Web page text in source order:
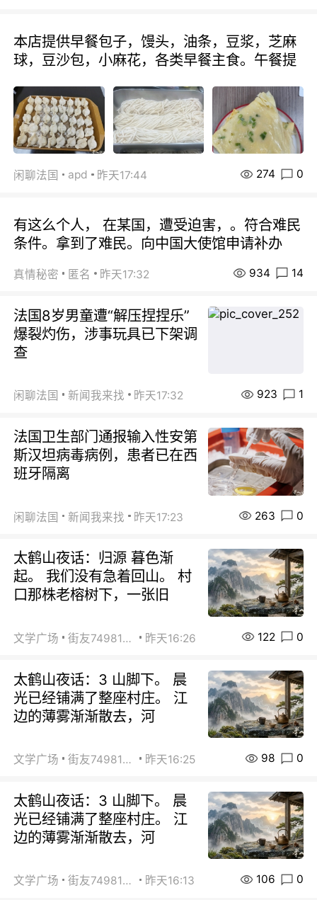
本店提供早餐包子，馒头，油条，豆浆，芝麻
球，豆沙包，小麻花，各类早餐主食。午餐提
闲聊法国 apd 昨天17:44 274 0
有这么个人， 在某国，遭受迫害，。符合难民
条件。拿到了难民。向中国大使馆申请补办
真情秘密 匿名 昨天17:32 934 14
法国8岁男童遭“解压捏捏乐”
爆裂灼伤，涉事玩具已下架调
查
闲聊法国 新闻我来找 昨天17:32 923 1
法国卫生部门通报输入性安第
斯汉坦病毒病例，患者已在西
班牙隔离
闲聊法国 新闻我来找 昨天17:23 263 0
太鹤山夜话：归源 暮色渐
起。 我们没有急着回山。 村
口那株老榕树下，一张旧
文学广场 街友74981146 昨天16:26 122 0
太鹤山夜话：3 山脚下。 晨
光已经铺满了整座村庄。 江
边的薄雾渐渐散去，河
文学广场 街友74981146 昨天16:25 98 0
太鹤山夜话：3 山脚下。 晨
光已经铺满了整座村庄。 江
边的薄雾渐渐散去，河
文学广场 街友74981146 昨天16:13 106 0